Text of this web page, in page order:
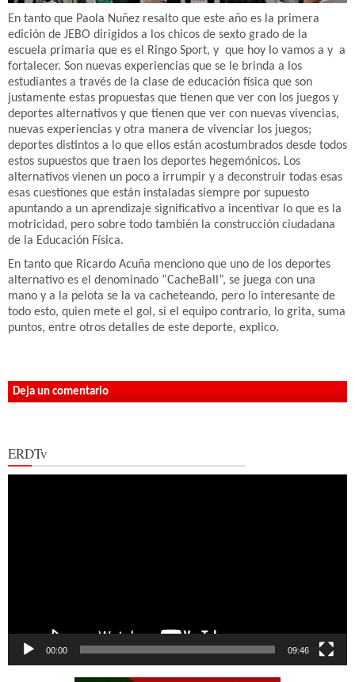
En tanto que Paola Nuñez resalto que este año es la primera
edición de JEBO dirigidos a los chicos de sexto grado de la
escuela primaria que es el Ringo Sport, y que hoy lo vamos a y a
fortalecer. Son nuevas experiencias que se le brinda a los
estudiantes a través de la clase de educación física que son
justamente estas propuestas que tienen que ver con los juegos y
deportes alternativos y que tienen que ver con nuevas vivencias,
nuevas experiencias y otra manera de vivenciar los juegos;
deportes distintos a lo que ellos están acostumbrados desde todos
estos supuestos que traen los deportes hegemónicos. Los
alternativos vienen un poco a irrumpir y a deconstruir todas esas
esas cuestiones que están instaladas siempre por supuesto
apuntando a un aprendizaje significativo a incentivar lo que es la
motricidad, pero sobre todo también la construcción ciudadana
de la Educación Física.
En tanto que Ricardo Acuña menciono que uno de los deportes
alternativo es el denominado “CacheBall”, se juega con una
mano y a la pelota se la va cacheteando, pero lo interesante de
todo esto, quien mete el gol, si el equipo contrario, lo grita, suma
puntos, entre otros detalles de este deporte, explico.
Deja un comentario
ERDTv
00:00 09:46